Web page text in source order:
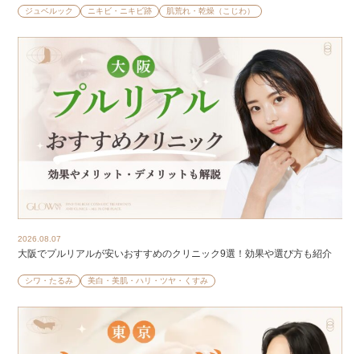
ジュベルック ニキビ・ニキビ跡 肌荒れ・乾燥（こじわ）
2026.08.07
大阪でプルリアルが安いおすすめのクリニック9選！効果や選び方も紹介
シワ・たるみ 美白・美肌・ハリ・ツヤ・くすみ